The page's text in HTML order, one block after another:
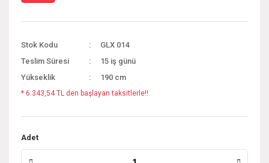
Stok Kodu
GLX 014
Teslim Süresi
15 iş günü
Yükseklik
190 cm
* 6.343,54 TL den başlayan taksitlerle!!
Adet